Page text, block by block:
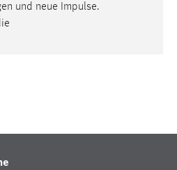
und neue Impulse.